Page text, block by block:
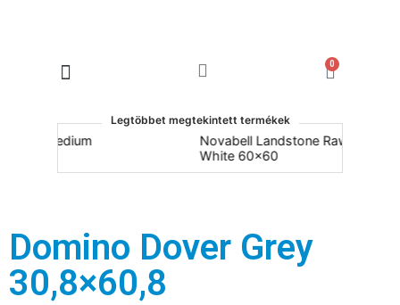
0
Legtöbbet megtekintett termékek
Novabell Landstone Raw
White 60x60
Domino Dover Grey
30,8×60,8